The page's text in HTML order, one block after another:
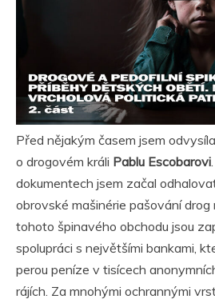
Před nějakým časem jsem
o drogovém králi Pablu Escobarovi
dokumentech jsem začal
obrovské mašinérie pašování
tohoto špinavého obchodu jsou
spolupráci s největšími bankami,
perou peníze v tisícech
rájích. Za mnohými ochrannými